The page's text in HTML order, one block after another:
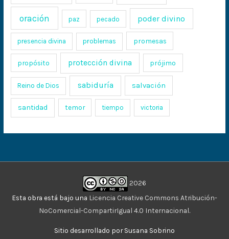
oración paz pecado poder divino
presencia divina problemas promesas
propósito protección divina prójimo
Reino de Dios sabiduría salvación
santidad temor tiempo victoria
2026
Esta obra está bajo una Licencia Creative Commons Atribución-
NoComercial-CompartirIgual 4.0 Internacional.
Sitio desarrollado por Susana Sobrino